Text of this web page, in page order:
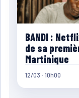
BANDI :
de sa
Martinique
12/03 · 10h00